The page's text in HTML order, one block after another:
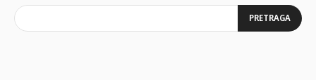
PRETRAGA